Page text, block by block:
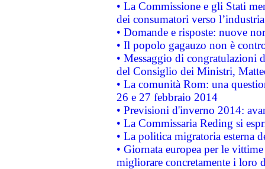
• La Commissione e gli Stati
dei consumatori verso
• Domande e risposte: nuove
• Il popolo gagauzo non è
• Messaggio di congratulazioni
del Consiglio dei Ministri,
• La comunità Rom: una
26 e 27 febbraio 2014
• Previsioni d'inverno 2014:
• La Commissaria Reding si
• La politica migratoria esterna
• Giornata europea per le
migliorare concretamente i loro